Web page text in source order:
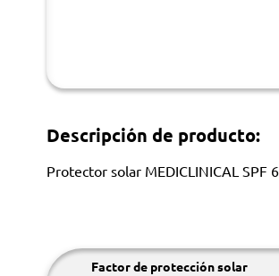
Descripción de producto:
Protector solar MEDICLINICAL SPF
Factor de protección solar